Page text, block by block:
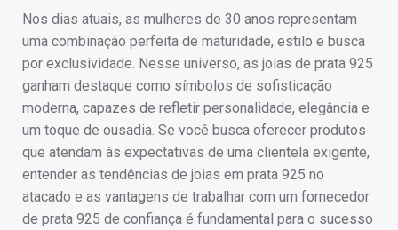
Nos dias atuais, as mulheres de 30 anos representam
uma combinação perfeita de maturidade, estilo e busca
por exclusividade. Nesse universo, as joias de prata 925
ganham destaque como símbolos de sofisticação
moderna, capazes de refletir personalidade, elegância e
um toque de ousadia. Se você busca oferecer produtos
que atendam às expectativas de uma clientela exigente,
entender as tendências de joias em prata 925 no
atacado e as vantagens de trabalhar com um fornecedor
de prata 925 de confiança é fundamental para o sucesso